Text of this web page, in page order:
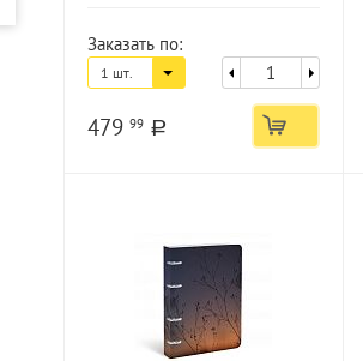
Заказать по:
1 шт.
479 99 a